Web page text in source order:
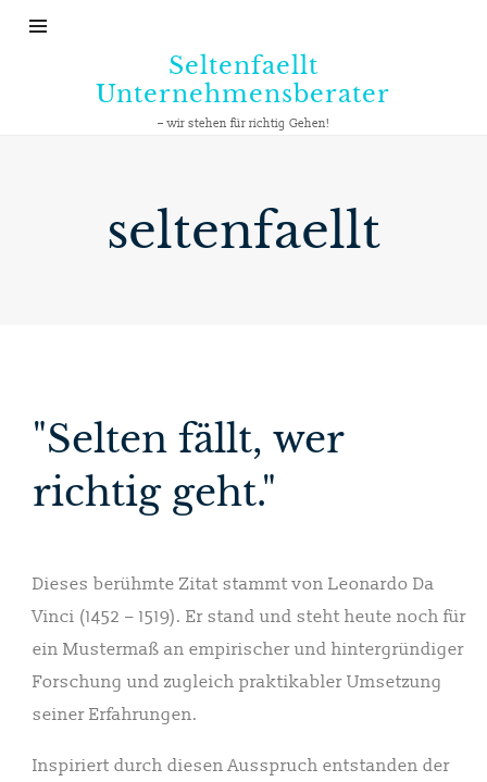
Seltenfaellt
Unternehmensberater
– wir stehen für richtig Gehen!
seltenfaellt
"Selten fällt, wer
richtig geht."
Dieses berühmte Zitat stammt von Leonardo Da
Vinci (1452 – 1519). Er stand und steht heute noch für
ein Mustermaß an empirischer und hintergründiger
Forschung und zugleich praktikabler Umsetzung
seiner Erfahrungen.
Inspiriert durch diesen Ausspruch entstanden der